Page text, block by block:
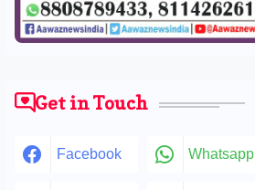
Get in Touch
Facebook Whatsapp